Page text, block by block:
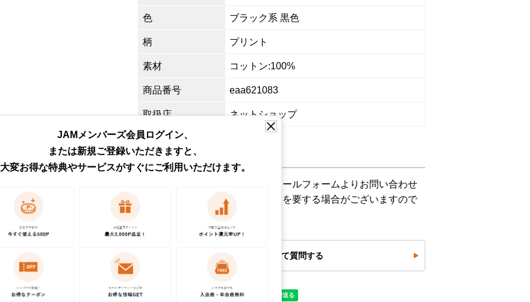
色 ブラック系 黒色
柄 プリント
素材 コットン:100%
商品番号 eaa621083
取扱店 ネットショップ
お問い合わせ
この商品に関するご質問は下記メールフォームよりお問い合わせ
ください。各種ご対応にはお時間を要する場合がございますので
予めご了承ください。
商品について質問する
JAMメンバーズ会員ログイン、
または新規ご登録いただきますと、
大変お得な特典やサービスがすぐにご利用いただけます。